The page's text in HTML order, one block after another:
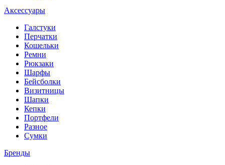
Аксессуары
Галстуки
Перчатки
Кошельки
Ремни
Рюкзаки
Шарфы
Бейсболки
Визитницы
Шапки
Кепки
Портфели
Разное
Сумки
Бренды